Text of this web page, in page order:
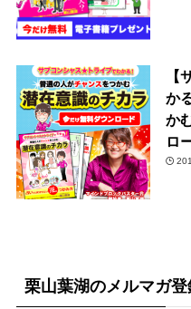
【
か
か
ロ
栗山葉湖のメルマガ